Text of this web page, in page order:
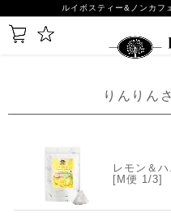
ルイボスティー&ノンカフ
りんりん
レモン＆
[M便 1/3]